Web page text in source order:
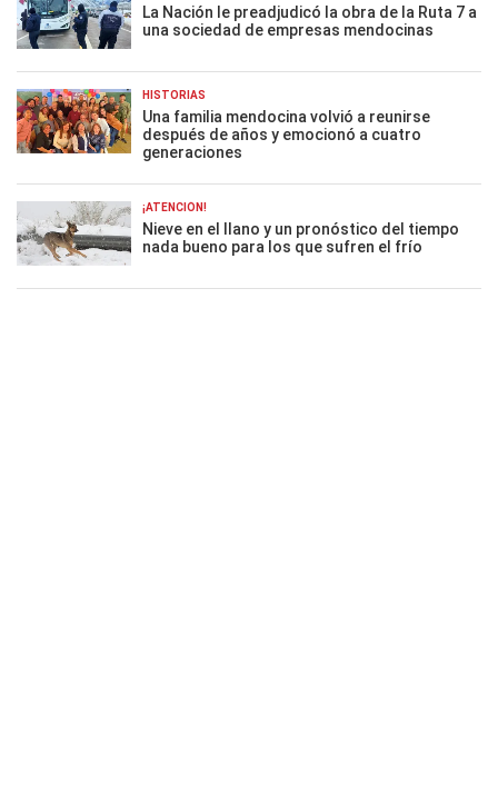
La Nación le preadjudicó la obra de la Ruta 7 a
una sociedad de empresas mendocinas
HISTORIAS
Una familia mendocina volvió a reunirse
después de años y emocionó a cuatro
generaciones
¡ATENCIÓN!
Nieve en el llano y un pronóstico del tiempo
nada bueno para los que sufren el frío